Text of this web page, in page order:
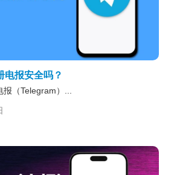
电报安全吗？
（Telegram）...